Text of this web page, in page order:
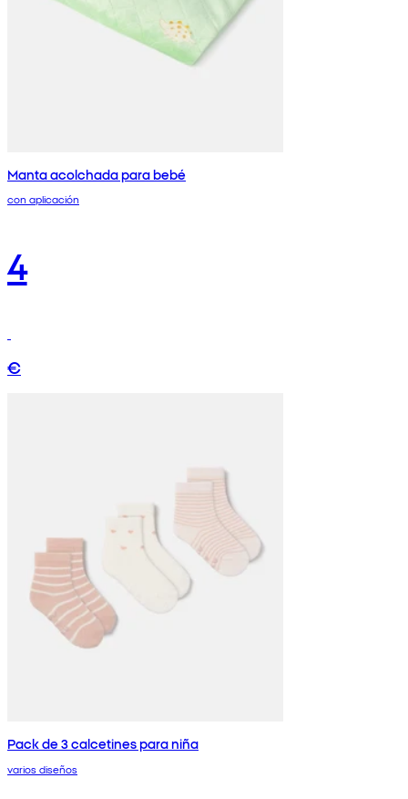
Manta acolchada para bebé
con aplicación
4
€
Pack de 3 calcetines para niña
varios diseños